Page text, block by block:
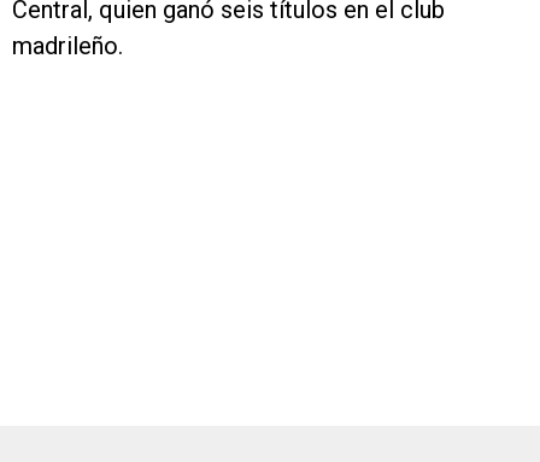
Central, quien ganó seis títulos en el club
madrileño.